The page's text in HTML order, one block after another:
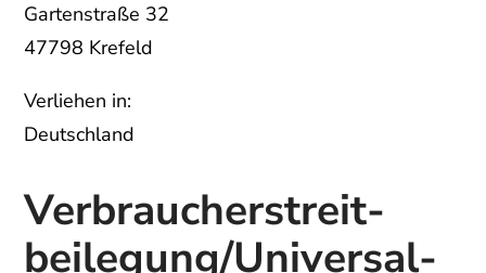
Gartenstraße 32
47798 Krefeld
Verliehen in:
Deutschland
Verbraucher­streit­
beilegung/Universal­